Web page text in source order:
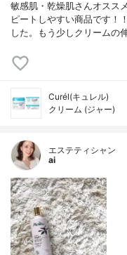
敏感肌・乾燥肌さんオスス
ピートしやすい商品です！
した。もう少しクリームの
Curél(キュレル)
クリーム (ジャー)
エステティシャン
ai